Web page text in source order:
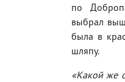
по
выбрал
была в
шляпу.
«Какой же